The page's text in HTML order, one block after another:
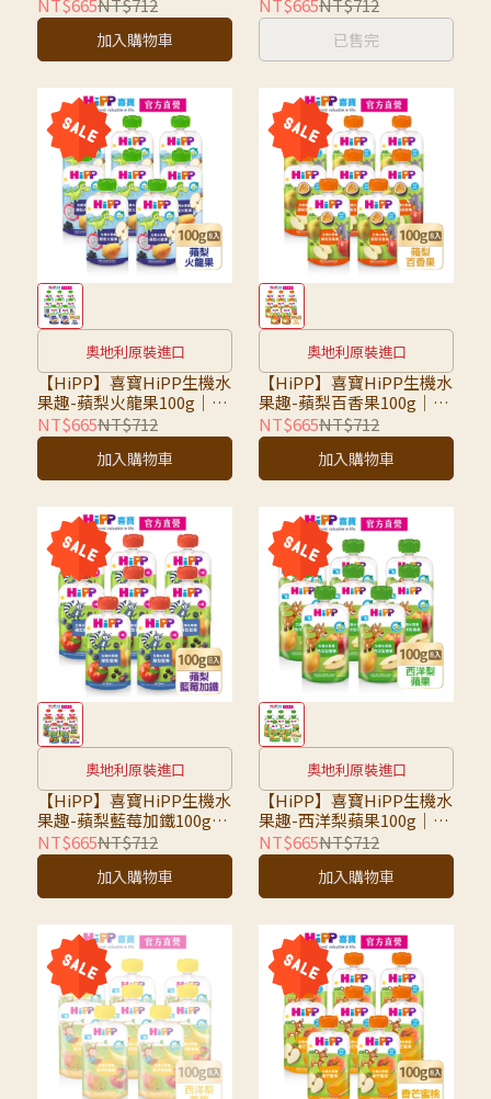
宅配
NT$665NT$712
加入購物車
宅配
NT$665NT$712
已售完
奧地利原裝進口
【HiPP】喜寶HiPP生機水
果趣-蘋梨火龍果100g｜8
入組｜超取限7組，超過請
選宅配
NT$665NT$712
加入購物車
奧地利原裝進口
【HiPP】喜寶HiPP生機水
果趣-蘋梨百香果100g｜8
入組｜超取限7組，超過請
選宅配
NT$665NT$712
加入購物車
奧地利原裝進口
【HiPP】喜寶HiPP生機水
果趣-蘋梨藍莓加鐵100g｜
八入組｜超取限7組，超過
請選宅配
NT$665NT$712
加入購物車
奧地利原裝進口
【HiPP】喜寶HiPP生機水
果趣-西洋梨蘋果100g｜八
入組｜超取限7組，超過請
選宅配
NT$665NT$712
加入購物車